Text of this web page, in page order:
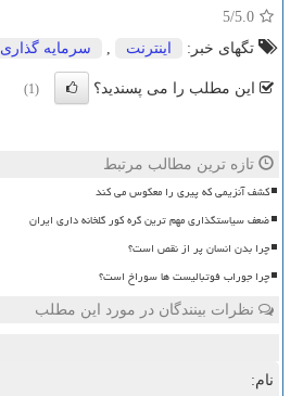
5.0
/5
تگهای خبر:
اینترنت , سرمایه گذاری
این مطلب را می پسندید؟ (1)
تازه ترین مطالب مرتبط
کشف آنزیمی که پیری را معکوس می کند
ضعف سیاستگذاری مهم ترین گره کور گلخانه داری ایران
چرا بدن انسان پر از نقص است؟
چرا جوراب فوتبالیست ها سوراخ است؟
نظرات بینندگان در مورد این مطلب
نام: